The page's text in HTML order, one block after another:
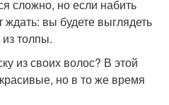
сложно, но если набить
ждать: вы будете выглядеть
толпы.
из своих волос? В этой
но в то же время